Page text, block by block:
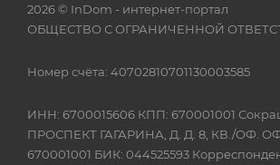
2026 © InDom - интернет-портал
ОБЩЕСТВО С ОГРАНИЧЕННОЙ
Номер счёта: 40702810701130003585
ИНН: 6700015606 КПП: 670001001
ПРОСПЕКТ ГАГАРИНА, Д. Д. 8, КВ./ОФ.
670001001 БИК: 044525593